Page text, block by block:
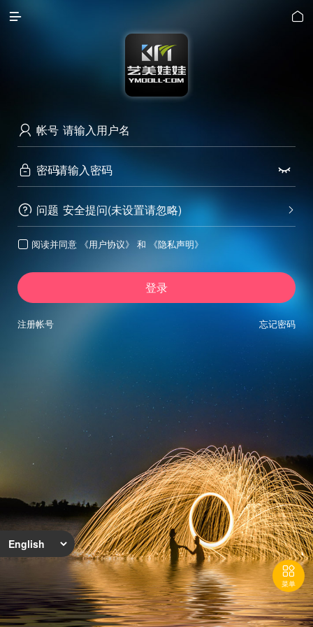
 
 帐号
 密码 
 问题 
安全提问(未设置请忽略)
 阅读并同意 《用户协议》 和 《隐私声明》
登录
忘记密码
注册帐号

菜单